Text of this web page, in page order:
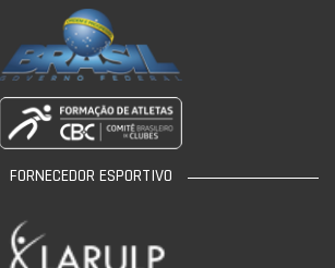
FORNECEDOR ESPORTIVO